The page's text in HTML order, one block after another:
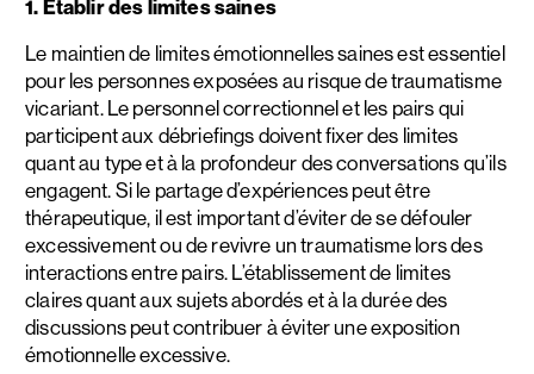
1. Établir des limites saines
Le maintien de limites émotionnelles saines est essentiel
pour les personnes exposées au risque de traumatisme
vicariant. Le personnel correctionnel et les pairs qui
participent aux débriefings doivent fixer des limites
quant au type et à la profondeur des conversations qu’ils
engagent. Si le partage d’expériences peut être
thérapeutique, il est important d’éviter de se défouler
excessivement ou de revivre un traumatisme lors des
interactions entre pairs. L’établissement de limites
claires quant aux sujets abordés et à la durée des
discussions peut contribuer à éviter une exposition
émotionnelle excessive.